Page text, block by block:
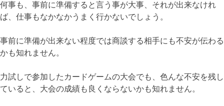
何事も、事前に準備すると言う事が大事、それが出来なけれ
ば、仕事もなかなかうまく行かないでしょう。
事前に準備が出来ない程度では商談する相手にも不安が伝わる
かも知れません。
力試しで参加したカードゲームの大会でも、色んな不安を残し
ていると、大会の成績も良くならないかも知れません。